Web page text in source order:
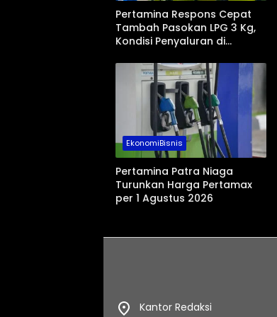
Pertamina Respons Cepat
Tambah Pasokan LPG 3 Kg,
Kondisi Penyaluran di
Berlangsung Kondusif
EkonomiBisnis
Pertamina Patra Niaga
Turunkan Harga Pertamax
per 1 Agustus 2026
Kantor Redaksi